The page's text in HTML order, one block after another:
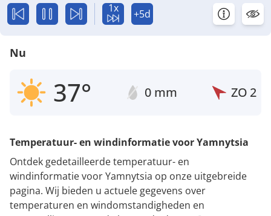
1x +5d
Nu
37° 0 mm ZO 2
Temperatuur- en windinformatie voor Yamnytsia
Ontdek gedetailleerde temperatuur- en
windinformatie voor Yamnytsia op onze uitgebreide
pagina. Wij bieden u actuele gegevens over
temperaturen en windomstandigheden en